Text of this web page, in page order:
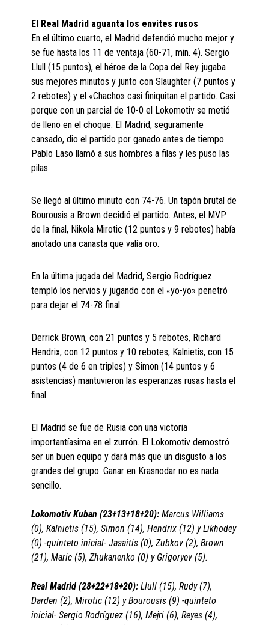
El Real Madrid aguanta los envites rusos
En el último cuarto, el Madrid defendió mucho mejor y
se fue hasta los 11 de ventaja (60-71, min. 4). Sergio
Llull (15 puntos), el héroe de la Copa del Rey jugaba
sus mejores minutos y junto con Slaughter (7 puntos y
2 rebotes) y el «Chacho» casi finiquitan el partido. Casi
porque con un parcial de 10-0 el Lokomotiv se metió
de lleno en el choque. El Madrid, seguramente
cansado, dio el partido por ganado antes de tiempo.
Pablo Laso llamó a sus hombres a filas y les puso las
pilas.
Se llegó al último minuto con 74-76. Un tapón brutal de
Bourousis a Brown decidió el partido. Antes, el MVP
de la final, Nikola Mirotic (12 puntos y 9 rebotes) había
anotado una canasta que valía oro.
En la última jugada del Madrid, Sergio Rodríguez
templó los nervios y jugando con el «yo-yo» penetró
para dejar el 74-78 final.
Derrick Brown, con 21 puntos y 5 rebotes, Richard
Hendrix, con 12 puntos y 10 rebotes, Kalnietis, con 15
puntos (4 de 6 en triples) y Simon (14 puntos y 6
asistencias) mantuvieron las esperanzas rusas hasta el
final.
El Madrid se fue de Rusia con una victoria
importantíasima en el zurrón. El Lokomotiv demostró
ser un buen equipo y dará más que un disgusto a los
grandes del grupo. Ganar en Krasnodar no es nada
sencillo.
Lokomotiv Kuban (23+13+18+20): Marcus Williams
(0), Kalnietis (15), Simon (14), Hendrix (12) y Likhodey
(0) -quinteto inicial- Jasaitis (0), Zubkov (2), Brown
(21), Maric (5), Zhukanenko (0) y Grigoryev (5).
Real Madrid (28+22+18+20): Llull (15), Rudy (7),
Darden (2), Mirotic (12) y Bourousis (9) -quinteto
inicial- Sergio Rodríguez (16), Mejri (6), Reyes (4),